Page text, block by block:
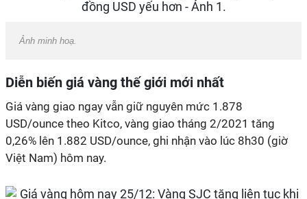
Ảnh minh hoạ.
Diễn biến giá vàng thế giới mới nhất
Giá vàng giao ngay vẫn giữ nguyên mức 1.878
USD/ounce theo Kitco, vàng giao tháng 2/2021 tăng
0,26% lên 1.882 USD/ounce, ghi nhận vào lúc 8h30 (giờ
Việt Nam) hôm nay.